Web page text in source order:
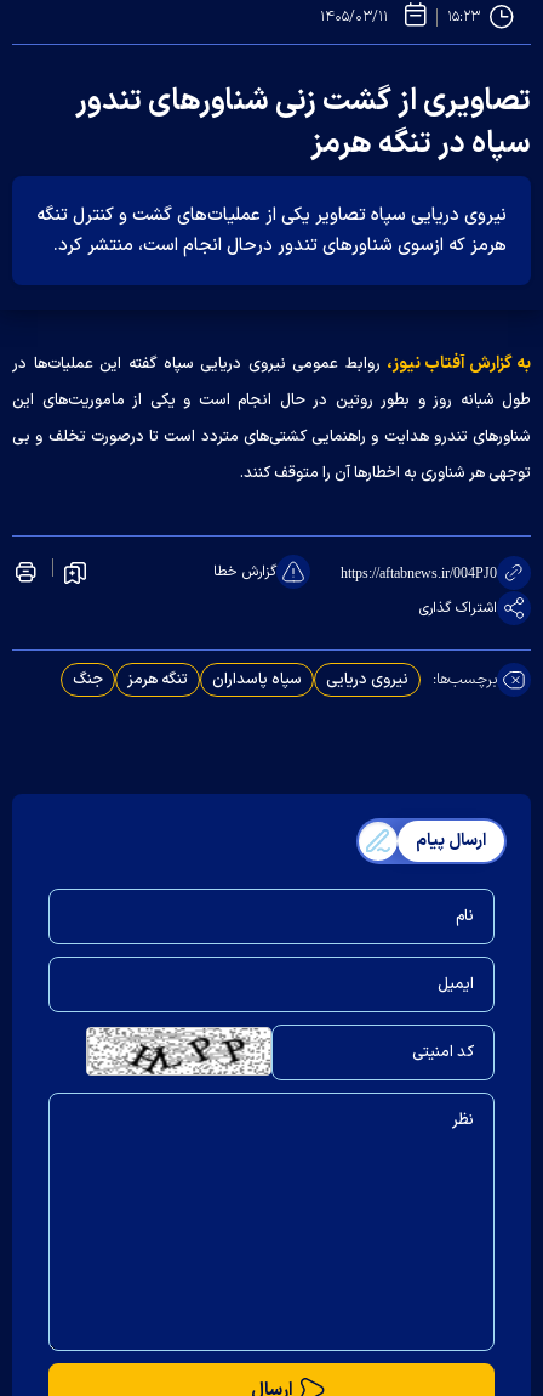
۱۵:۲۳ ۱۴۰۵/۰۳/۱۱
تصاویری از گشت زنی شناور‌های تندور
سپاه در تنگه هرمز
نیروی دریایی سپاه تصاویر یکی از عملیات‌های گشت و کنترل تنگه
هرمز که ازسوی شناور‌های تندور درحال انجام است، منتشر کرد.
به گزارش آفتاب نیوز، روابط عمومی نیروی دریایی سپاه گفته این عملیات‌ها در
طول شبانه روز و بطور روتین در حال انجام است و یکی از ماموریت‌های این
شناور‌های تندرو هدایت و راهنمایی کشتی‌های متردد است تا درصورت تخلف و بی
توجهی هر شناوری به اخطار‌ها آن را متوقف کنند.
https://aftabnews.ir/004PJ0
گزارش خطا
اشتراک گذاری
برچسب‌ها: نیروی دریایی سپاه پاسداران تنگه هرمز جنگ
ارسال پیام